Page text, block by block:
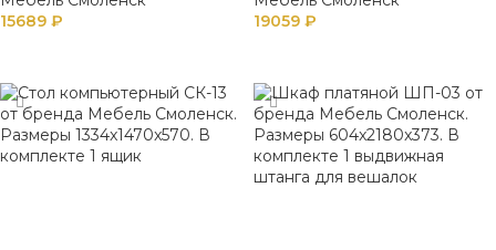
15689 ₽
19059 ₽